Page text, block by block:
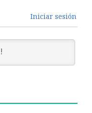
Iniciar sesión